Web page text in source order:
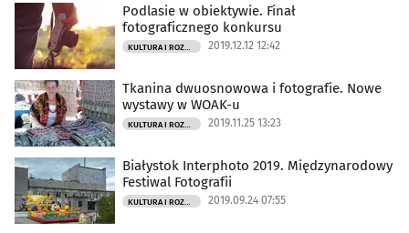
Podlasie w obiektywie. Finał
fotograficznego konkursu
2019.12.12 12:42
Tkanina dwuosnowowa i fotografie. Nowe
wystawy w WOAK-u
2019.11.25 13:23
Białystok Interphoto 2019. Międzynarodowy
Festiwal Fotografii
2019.09.24 07:55